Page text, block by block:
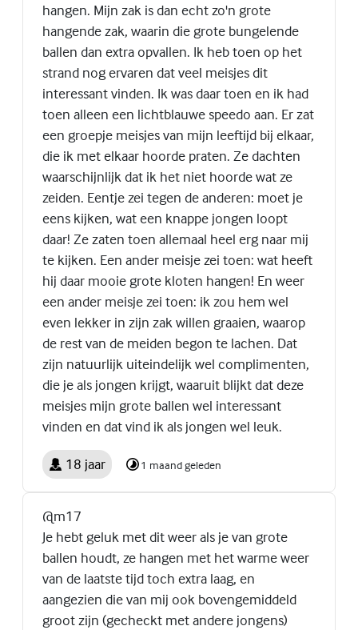
hangen. Mijn zak is dan echt zo'n grote
hangende zak, waarin die grote bungelende
ballen dan extra opvallen. Ik heb toen op het
strand nog ervaren dat veel meisjes dit
interessant vinden. Ik was daar toen en ik had
toen alleen een lichtblauwe speedo aan. Er zat
een groepje meisjes van mijn leeftijd bij elkaar,
die ik met elkaar hoorde praten. Ze dachten
waarschijnlijk dat ik het niet hoorde wat ze
zeiden. Eentje zei tegen de anderen: moet je
eens kijken, wat een knappe jongen loopt
daar! Ze zaten toen allemaal heel erg naar mij
te kijken. Een ander meisje zei toen: wat heeft
hij daar mooie grote kloten hangen! En weer
een ander meisje zei toen: ik zou hem wel
even lekker in zijn zak willen graaien, waarop
de rest van de meiden begon te lachen. Dat
zijn natuurlijk uiteindelijk wel complimenten,
die je als jongen krijgt, waaruit blijkt dat deze
meisjes mijn grote ballen wel interessant
vinden en dat vind ik als jongen wel leuk.
18 jaar 1 maand geleden
@m17
Je hebt geluk met dit weer als je van grote
ballen houdt, ze hangen met het warme weer
van de laatste tijd toch extra laag, en
aangezien die van mij ook bovengemiddeld
groot zijn (gecheckt met andere jongens)